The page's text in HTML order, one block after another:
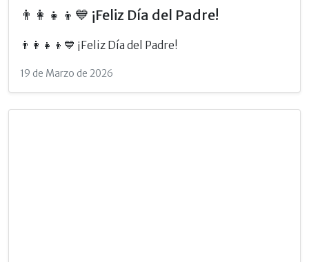
👨‍👩‍👧‍👦💙 ¡Feliz Día del Padre!
👨‍👩‍👧‍👦💙 ¡Feliz Día del Padre!
19 de Marzo de 2026